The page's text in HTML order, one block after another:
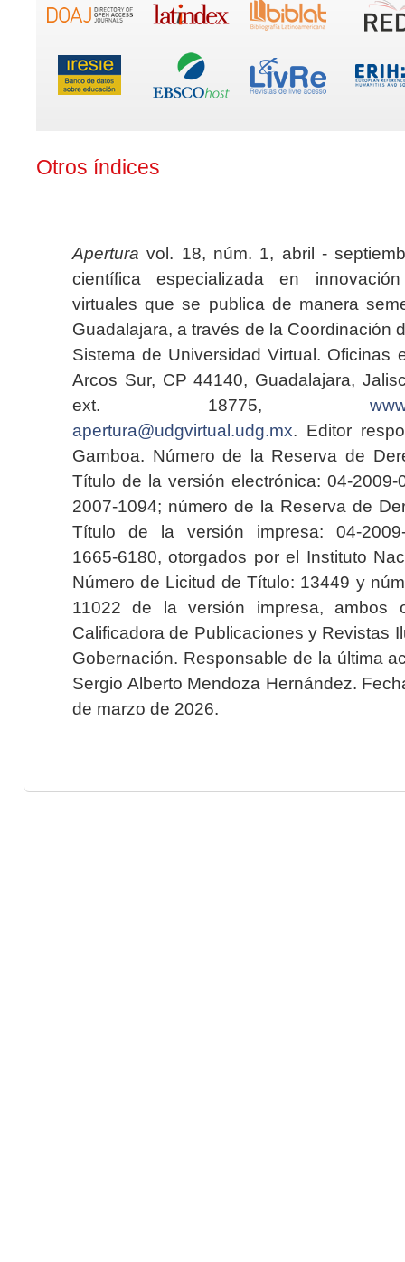
Otros índices
Apertura vol. 18, núm. 1, abril -
científica especializada en
virtuales que se publica de manera
Guadalajara, a través de la Coordinación
Sistema de Universidad Virtual. Oficinas
Arcos Sur, CP 44140, Guadalajara,
ext. 18775,
apertura@udgvirtual.udg.mx. Editor
Gamboa. Número de la Reserva de
Título de la versión electrónica: 04-2009-
2007-1094; número de la Reserva de
Título de la versión impresa: 04-2009-
1665-6180, otorgados por el Instituto
Número de Licitud de Título: 13449 y
11022 de la versión impresa, ambos
Calificadora de Publicaciones y Revistas
Gobernación. Responsable de la última
Sergio Alberto Mendoza Hernández.
de marzo de 2026.